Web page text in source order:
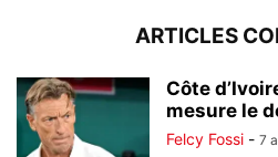
ARTICLES
Côte
mesure le
Felcy Fossi - 7